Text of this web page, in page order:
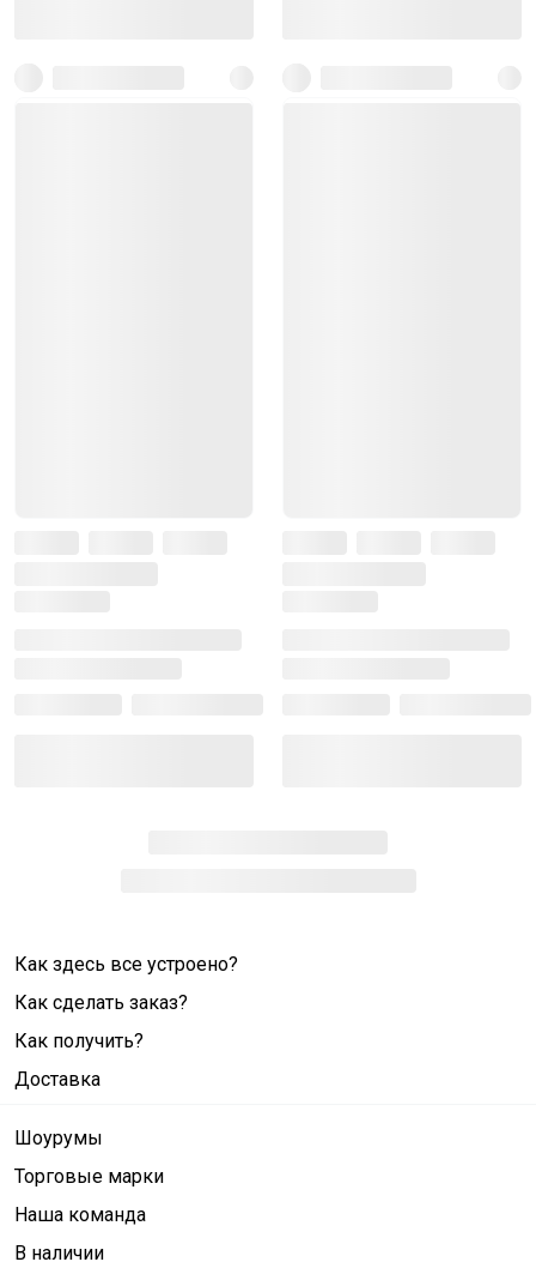
Как здесь все устроено?
Как сделать заказ?
Как получить?
Доставка
Шоурумы
Торговые марки
Наша команда
В наличии